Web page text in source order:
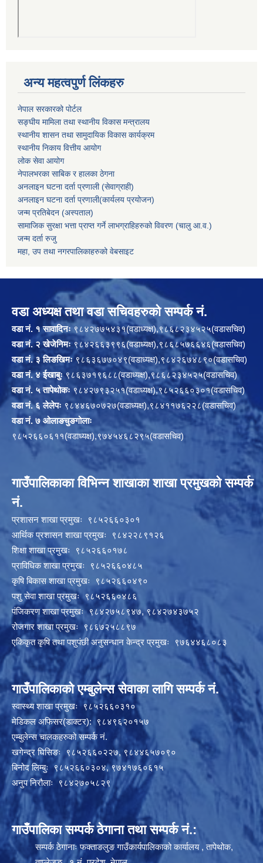
अन्य महत्वपुर्ण लिंकहरु
नेपाल सरकारको पोर्टल
सङ्घीय मामिला तथा स्थानीय विकास मन्त्रालय
स्थानीय शासन तथा सामुदायिक विकास कार्यक्रम
स्थानीय निकाय वित्तीय आयोग
लोक सेवा आयोग
नेपालभरका साबिक र हालका ठेगना
अनलाइन घटना दर्ता प्रणाली (सेवाग्राही)
अनलाइन घटना दर्ता प्रणाली(कार्यलय प्रयोजन)
जन्म प्रतिबेदन (अस्पताल)
सामाजिक सुरक्षा भत्ता प्राप्त गर्ने लाभग्राहिहरुको विवरण (चालु आ.व.)
जन्म दर्ता रुजु
महा, उप तथा नगरपालिकाहरुको वेबसाइट
वडा अध्यक्ष तथा वडा सचिवहरुको सम्पर्क नं.
वडा नं. १ सावादिनः ९८४२७७५४३१(वडाध्यक्ष),९८६८२३४५२५(वडासचिव)
वडा नं. २ खेजेनिमः९८४२६६३९९६(वडाध्यक्ष),९८६८५७६६४६(वडासचिव)
वडा नं. ३ लिङखिमः९८६३६७७०४९(वडाध्यक्ष),९८४२६७४८९०(वडासचिव)
वडा नं. ४ ईखाबुः९८६३७१९६८८(वडाध्यक्ष),९८६८२३४५२५(वडासचिव)
वडा नं. ५ तापेथोकः ९८४२७९३२५१(वडाध्यक्ष),९८५२६६०३०१(वडासचिव)
वडा नं. ६ लेलेपः ९८४४६७०७२७(वडाध्यक्ष),९८४११७६२२८(वडासचिव)
वडा नं. ७ ओलाङचुङगोलाः
९८५२६६०६११(वडाध्यक्ष),९७४५४६८२९५(वडासचिव)
गाउँपालिकाका विभिन्न शाखाका शाखा प्रमुखको सम्पर्क
नं.
प्रशासन शाखा प्रमुखः ९८५२६६०३०१
आर्थिक प्रशासन शाखा प्रमुखः ९८४२२८९१२६
शिक्षा शाखा प्रमुखः ९८५२६६०१७८
प्राविधिक शाखा प्रमुखः ९८५२६६०४८५
कृषि बिकास शाखा प्रमुखः ९८५२६६०४९०
पशु सेवा शाखा प्रमुखः ९८५२६६०४८६
पंजिकरण शाखा प्रमुखः ९८४२७५८९४७, ९८४२७४३७५२
रोजगार शाखा प्रमुखः ९८६७२५८८९७
एकिकृत कृषि तथा पशुपंछी अनुसन्धान केन्द्र प्रमुखः ९७६४४६८०८३
गाउँपालिकाको एम्बुलेन्स सेवाका लागि सम्पर्क नं.
स्वास्थ्य शाखा प्रमुखः ९८५२६६०३१०
मेडिकल अफिसर(डाक्टर): ९८४९६२०१५७
एम्बुलेन्स चालकहरुको सम्पर्क नं.
खगेन्द्र घिसिङः ९८५२६६०२२७, ९८४४६५७०९०
बिनोद लिम्बुः ९८५२६६०३०४, ९७४१७६०६१५
अनुप निरौलाः ९८४२७०५८२९
गाउँपालिका सम्पर्क ठेगाना तथा सम्पर्क नं.:
सम्पर्क ठेगानाः फक्ताङलुङ गाउँकार्यपालिकाको कार्यालय , तापेथोक,